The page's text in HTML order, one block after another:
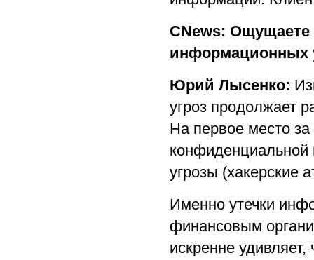
CNews: Ощущаете
информационных
Юрий Лысенко:
угроз продолжает
На первое место
угрозы (хакерские
Именно утечки
финансовым
искренне